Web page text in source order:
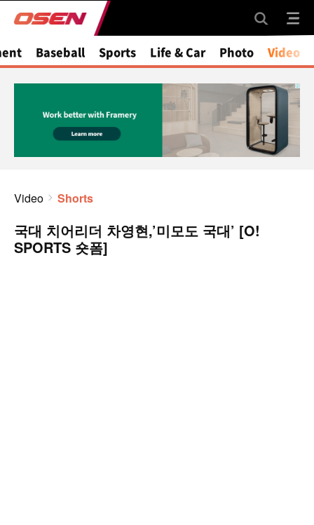
Baseball Sports Life & Car Photo Video
Video Shorts
국대 치어리더 차영현,’미모도 국대’ [O!
SPORTS 숏폼]